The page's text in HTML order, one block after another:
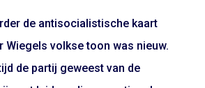
de antisocialistische kaart
Wiegels volkse toon was nieuw.
de partij geweest van de